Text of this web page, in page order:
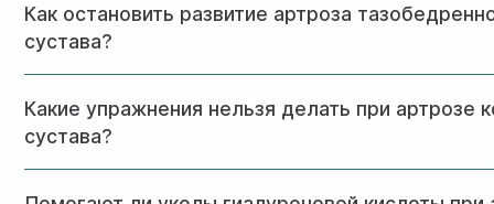
необратимый процесс. Однако при раннем начале
можно остановить прогрессирование на десятилетия и
активной жизни без боли. Ключ — регулярная ЛФК,
выполнение рекомендаций ортопеда.
Как остановить развитие артроза
сустава?
перегружают сустав), ежедневная ЛФК 20-30 минут
плавание), избегание перегрузок (бег, прыжки,
боли — короткие курсы НПВС, физиотерапия.
год покажет динамику.
Какие упражнения нельзя делать при артрозе
сустава?